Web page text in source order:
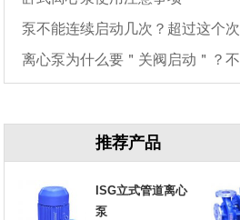
泵不能连续启动几次？超过这个
离心泵为什么要＂关阀启动＂？
推荐产品
ISG立式管道离心
泵